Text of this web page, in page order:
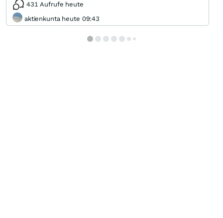
431 Aufrufe heute
aktienkunta heute 09:43